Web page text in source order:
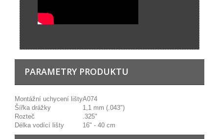
PARAMETRY PRODUKTU
Montážní uchycení lištyA074
Šířka drážky
1,1 mm (.043")
Rozteč
.325"
Délka vodící lišty
16" - 40 cm